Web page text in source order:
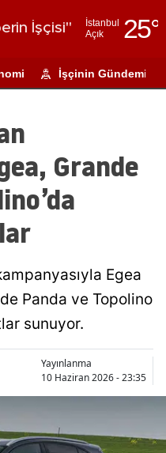
İşçisi"
İstanbul
Açık
25°
Adıyaman
Amasya
Artvin
Aydın
Bilecik
Bitlis
İşçinin Gündemi
Grande
Egea
Panda ve Topolino
sunuyor.
Yayınlanma
10 Haziran 2026 - 23:35